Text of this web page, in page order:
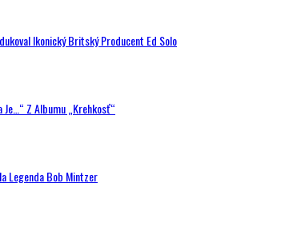
Ikonický Britský Producent Ed Solo
Je…“ Z Albumu „Krehkosť“
Legenda Bob Mintzer